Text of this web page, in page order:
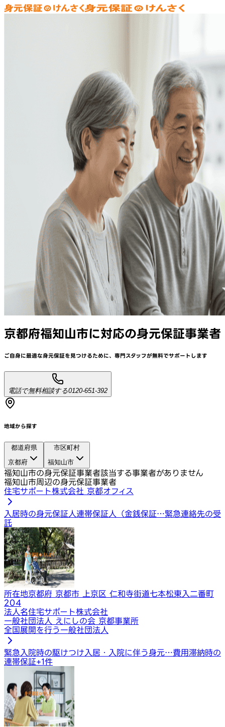
京都府福知山市に対応の身元保証事業者
ご自身に最適な身元保証を見つけるために、 専門スタッフが無料でサポートします
電話で無料相談する0120-651-392
地域から探す
都道府県
京都府
市区町村
福知山市
福知山市の身元保証事業者該当する事業者がありません
福知山市周辺の身元保証事業者
住宅サポート株式会社 京都オフィス
入居時の身元保証人連帯保証人（金銭保証…緊急連絡先の受
託
所在地京都府 京都市 上京区 仁和寺街道七本松東入二番町
204
法人名住宅サポート株式会社
一般社団法人 えにしの会 京都事業所
全国展開を行う一般社団法人
緊急入院時の駆けつけ 入居・入院に伴う身元…費用滞納時の
連帯保証+1件